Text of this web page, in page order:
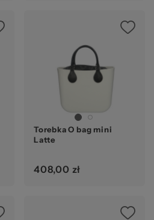
Torebka O bag mini
Latte
408,00 zł